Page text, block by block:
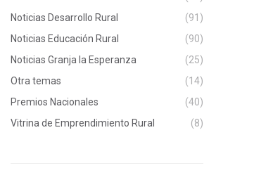
Noticias Desarrollo Rural
(91)
Noticias Educación Rural
(90)
Noticias Granja la Esperanza
(25)
Otra temas
(14)
Premios Nacionales
(40)
Vitrina de Emprendimiento Rural
(8)